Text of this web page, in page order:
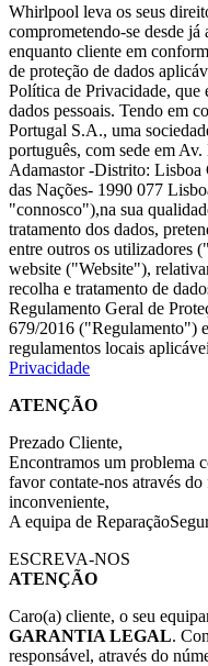
Whirlpool leva os seus
comprometendo-se desde já
enquanto cliente em
de proteção de dados
Política de Privacidade, que
dados pessoais. Tendo em
Portugal S.A., uma
português, com sede em
Adamastor -Distrito: Lisboa
das Nações- 1990 077
"connosco"),na sua
tratamento dos dados,
entre outros os utilizadores
website ("Website"),
recolha e tratamento de
Regulamento Geral de
679/2016 ("Regulamento")
regulamentos locais
Privacidade
ATENÇÃO
Prezado Cliente,
Encontramos um problema
favor contate-nos através
inconveniente,
A equipa de
ESCREVA-NOS
ATENÇÃO
Caro(a) cliente, o seu
GARANTIA LEGAL.
responsável, através do